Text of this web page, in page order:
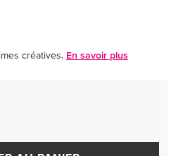
créatives. En savoir plus